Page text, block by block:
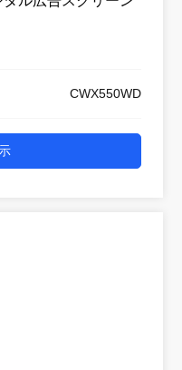
CWX550WD